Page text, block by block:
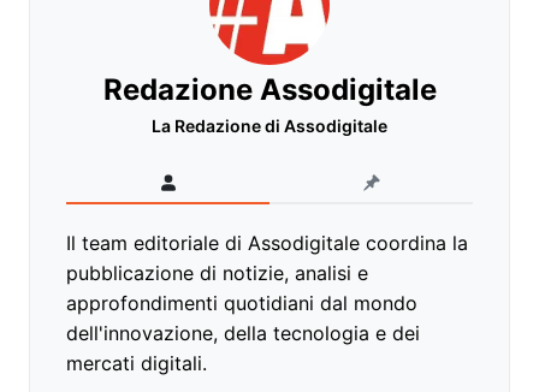
Redazione Assodigitale
La Redazione di Assodigitale
Il team editoriale di Assodigitale coordina la
pubblicazione di notizie, analisi e
approfondimenti quotidiani dal mondo
dell'innovazione, della tecnologia e dei
mercati digitali.